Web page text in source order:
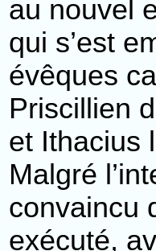
au nouvel
qui s’est
évêques
Priscillien
et Ithacius
Malgré
convaincu
exécuté,